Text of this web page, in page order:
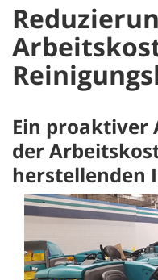
Ein proaktiver
der
herstellenden